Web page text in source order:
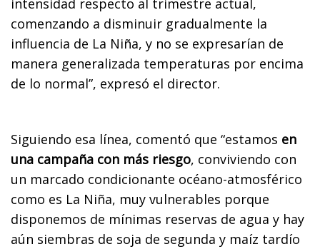
intensidad respecto al trimestre actual,
comenzando a disminuir gradualmente la
influencia de La Niña, y no se expresarían de
manera generalizada temperaturas por encima
de lo normal”, expresó el director.
Siguiendo esa línea, comentó que “estamos en
una campaña con más riesgo, conviviendo con
un marcado condicionante océano-atmosférico
como es La Niña, muy vulnerables porque
disponemos de mínimas reservas de agua y hay
aún siembras de soja de segunda y maíz tardío